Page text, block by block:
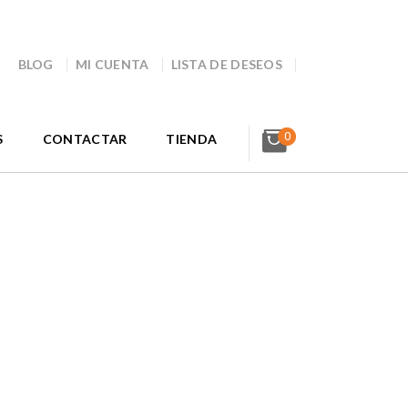
BLOG MI CUENTA LISTA DE DESEOS
CONTACTAR TIENDA 0